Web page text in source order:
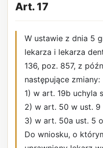
Art. 17
W ustawie z dnia 5
lekarza i lekarza
136, poz. 857, z
następujące zmiany:
1) w art. 19b uchyla
2) w art. 50 w ust. 9
3) w art. 50a ust. 5
Do wniosku, o